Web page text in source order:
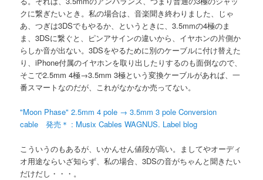
クに繋ぎたいとき。私の場合は、音楽聞き終わりました、じゃ
あ、つぎは3DSでもやるか、というときに、3.5mmの4極のま
ま、3DSに繋ぐと、ピンアサインの違いから、イヤホンの片側か
らしか音が出ない。3DSをやるために別のケーブルに付け替えた
り、iPhone付属のイヤホンを取り出したりするのも面倒なので、
そこで2.5mm 4極→3.5mm 3極という変換ケーブルがあれば、一
番スマートなのだが、これがなかなか売ってない。
"Moon Phase" 2.5mm 4 pole → 3.5mm 3 pole Conversion
cable 発売＊ : Musix Cables WAGNUS. Label blog
こういうのもあるが、いかんせん値段が高い。ましてやオーディ
オ用途ならいざ知らず、私の場合、3DSの音がちゃんと聞きたい
だけだし・・・。